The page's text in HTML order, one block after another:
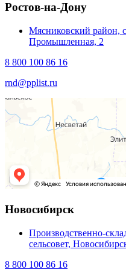
Ростов-на-Дону
Мясниковский район,
Промышленная, 2
8 800 100 86 16
rnd@pplist.ru
Новосибирск
Производственно-
сельсовет,
8 800 100 86 16